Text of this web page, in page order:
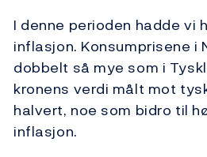
I denne perioden hadde vi
inflasjon. Konsumprisene
dobbelt så mye som i
kronens verdi målt mot
halvert, noe som bidro til
inflasjon.